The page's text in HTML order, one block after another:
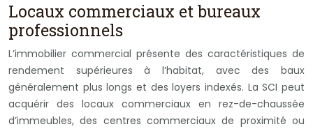
Locaux commerciaux et bureaux
professionnels
L’immobilier commercial présente des caractéristiques de
rendement supérieures à l’habitat, avec des baux
généralement plus longs et des loyers indexés. La SCI peut
acquérir des locaux commerciaux en rez-de-chaussée
d’immeubles, des centres commerciaux de proximité ou